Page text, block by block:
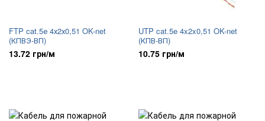
FTP cat.5е 4х2х0,51 OK-net
(КПВЭ-ВП)
13.72 грн/м
UTP cat.5e 4x2x0,51 OK-net
(КПВ-ВП)
10.75 грн/м